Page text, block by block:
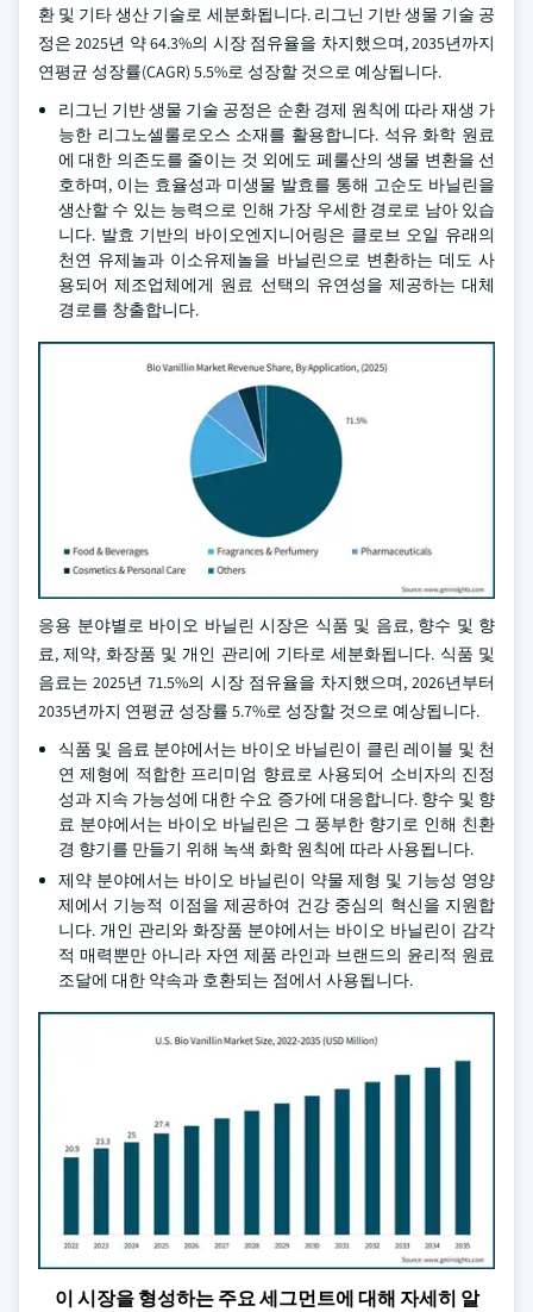
환 및 기타 생산 기술로 세분화됩니다. 리그닌 기반 생물 기술 공
정은 2025년 약 64.3%의 시장 점유율을 차지했으며, 2035년까지
연평균 성장률(CAGR) 5.5%로 성장할 것으로 예상됩니다.
리그닌 기반 생물 기술 공정은 순환 경제 원칙에 따라 재생 가
능한 리그노셀룰로오스 소재를 활용합니다. 석유 화학 원료
에 대한 의존도를 줄이는 것 외에도 페룰산의 생물 변환을 선
호하며, 이는 효율성과 미생물 발효를 통해 고순도 바닐린을
생산할 수 있는 능력으로 인해 가장 우세한 경로로 남아 있습
니다. 발효 기반의 바이오엔지니어링은 클로브 오일 유래의
천연 유제놀과 이소유제놀을 바닐린으로 변환하는 데도 사
용되어 제조업체에게 원료 선택의 유연성을 제공하는 대체
경로를 창출합니다.
응용 분야별로 바이오 바닐린 시장은 식품 및 음료, 향수 및 향
료, 제약, 화장품 및 개인 관리에 기타로 세분화됩니다. 식품 및
음료는 2025년 71.5%의 시장 점유율을 차지했으며, 2026년부터
2035년까지 연평균 성장률 5.7%로 성장할 것으로 예상됩니다.
식품 및 음료 분야에서는 바이오 바닐린이 클린 레이블 및 천
연 제형에 적합한 프리미엄 향료로 사용되어 소비자의 진정
성과 지속 가능성에 대한 수요 증가에 대응합니다. 향수 및 향
료 분야에서는 바이오 바닐린은 그 풍부한 향기로 인해 친환
경 향기를 만들기 위해 녹색 화학 원칙에 따라 사용됩니다.
제약 분야에서는 바이오 바닐린이 약물 제형 및 기능성 영양
제에서 기능적 이점을 제공하여 건강 중심의 혁신을 지원합
니다. 개인 관리와 화장품 분야에서는 바이오 바닐린이 감각
적 매력뿐만 아니라 자연 제품 라인과 브랜드의 윤리적 원료
조달에 대한 약속과 호환되는 점에서 사용됩니다.
이 시장을 형성하는 주요 세그먼트에 대해 자세히 알